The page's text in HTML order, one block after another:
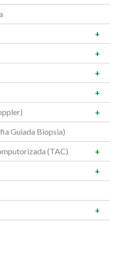
Guiada Biopsia)
(TAC)